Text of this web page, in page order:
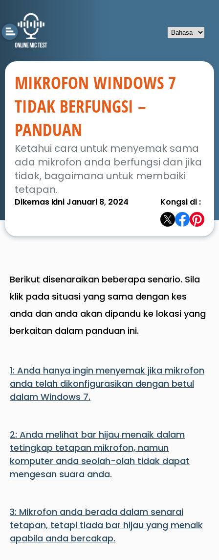
MIKROFON WINDOWS 7
TIDAK BERFUNGSI –
PANDUAN
Ketahui cara untuk menyemak sama
ada mikrofon anda berfungsi dan jika
tidak, bagaimana untuk membaiki
tetapan.
Dikemas kini Januari 8, 2024 Kongsi di :
Berikut disenaraikan beberapa senario. Sila
klik pada situasi yang sama dengan kes
anda dan anda akan dipandu ke lokasi yang
berkaitan dalam panduan ini.
1: Anda hanya ingin menyemak jika mikrofon
anda telah dikonfigurasikan dengan betul
dalam Windows 7.
2: Anda melihat bar hijau menaik dalam
tetingkap tetapan mikrofon, namun
komputer anda seolah-olah tidak dapat
mengesan suara anda.
3: Mikrofon anda berada dalam senarai
tetapan, tetapi tiada bar hijau yang menaik
apabila anda bercakap.